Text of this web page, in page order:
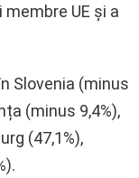
UE și a
Slovenia (minus
(minus 9,4%),
(47,1%),